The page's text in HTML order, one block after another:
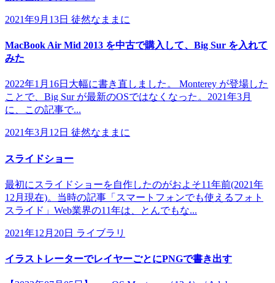
2021年9月13日 徒然なままに
MacBook Air Mid 2013 を中古で購入して、Big Sur を入れて
みた
2022年1月16日大幅に書き直しました。 Monterey が登場した
ことで、Big Sur が最新のOSではなくなった。2021年3月
に、この記事で...
2021年3月12日 徒然なままに
スライドショー
最初にスライドショーを自作したのがおよそ11年前(2021年
12月現在)。当時の記事「スマートフォンでも使えるフォト
スライド」Web業界の11年は、とんでもな...
2021年12月20日 ライブラリ
イラストレーターでレイヤーごとにPNGで書き出す